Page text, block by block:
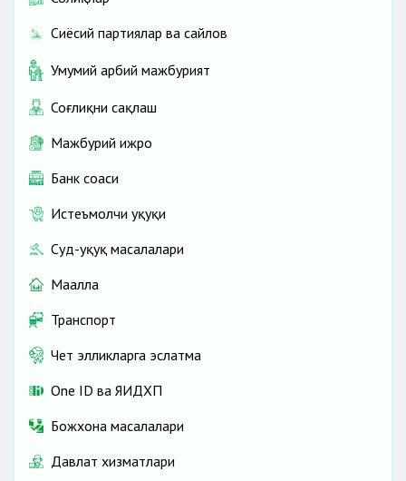
Сиёсий партиялар ва сайлов
Умумий ҳарбий мажбурият
Соғлиқни сақлаш
Мажбурий ижро
Банк соҳаси
Истеъмолчи ҳуқуқи
Суд-ҳуқуқ масалалари
Маҳалла
Транспорт
Чет элликларга эслатма
One ID ва ЯИДХП
Божхона масалалари
Давлат хизматлари